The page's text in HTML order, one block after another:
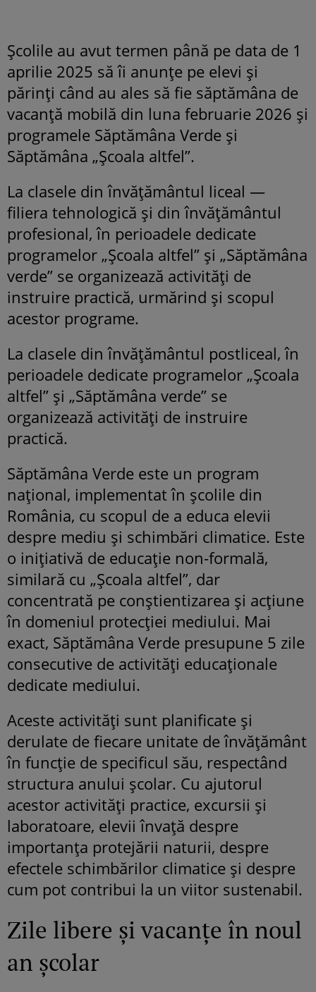
Școlile au avut termen până pe data de 1
aprilie 2025 să îi anunțe pe elevi și
părinți când au ales să fie săptămâna de
vacanță mobilă din luna februarie 2026 și
programele Săptămâna Verde și
Săptămâna „Școala altfel”.
La clasele din învățământul liceal —
filiera tehnologică și din învățământul
profesional, în perioadele dedicate
programelor „Școala altfel” și „Săptămâna
verde” se organizează activități de
instruire practică, urmărind și scopul
acestor programe.
La clasele din învățământul postliceal, în
perioadele dedicate programelor „Școala
altfel” și „Săptămâna verde” se
organizează activități de instruire
practică.
Săptămâna Verde este un program
național, implementat în școlile din
România, cu scopul de a educa elevii
despre mediu și schimbări climatice. Este
o inițiativă de educație non-formală,
similară cu „Școala altfel”, dar
concentrată pe conștientizarea și acțiune
în domeniul protecției mediului. Mai
exact, Săptămâna Verde presupune 5 zile
consecutive de activități educaționale
dedicate mediului.
Aceste activități sunt planificate și
derulate de fiecare unitate de învățământ
în funcție de specificul său, respectând
structura anului școlar. Cu ajutorul
acestor activități practice, excursii și
laboratoare, elevii învață despre
importanța protejării naturii, despre
efectele schimbărilor climatice și despre
cum pot contribui la un viitor sustenabil.
Zile libere și vacanțe în noul
an școlar